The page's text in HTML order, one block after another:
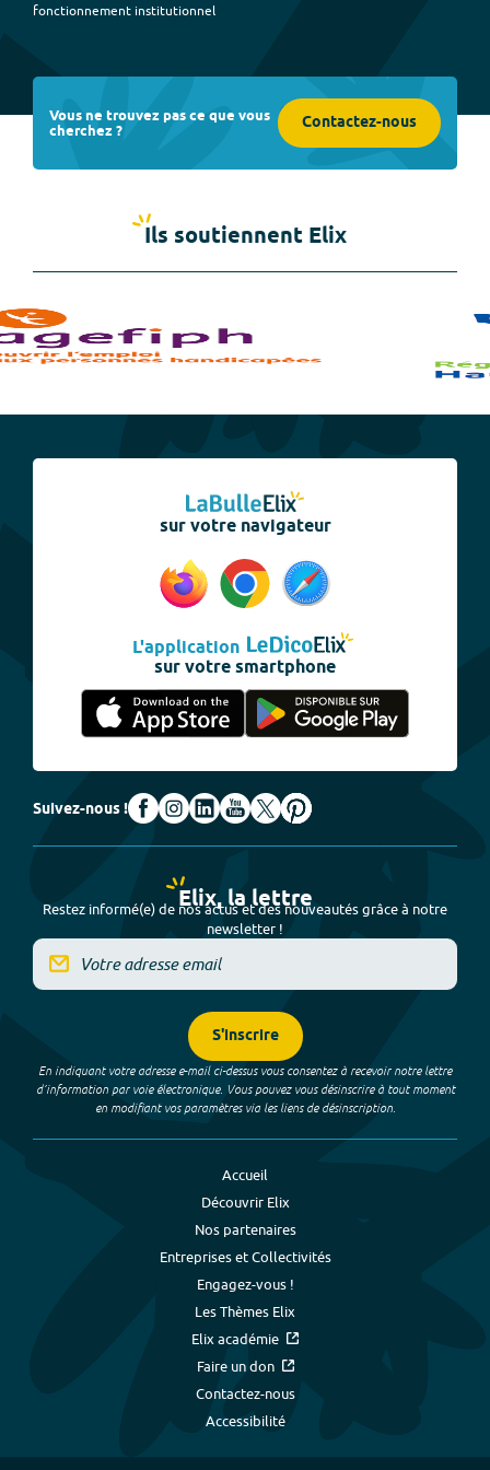
fonctionnement institutionnel
Vous ne trouvez pas ce que vous
cherchez ? Contactez-nous
Ils soutiennent Elix
sur votre navigateur
L'application
sur votre smartphone
Suivez-nous !
Elix, la lettre
Restez informé(e) de nos actus et des nouveautés grâce à notre
newsletter !
S'inscrire
En indiquant votre adresse e-mail ci-dessus vous consentez à recevoir notre lettre
d’information par voie électronique. Vous pouvez vous désinscrire à tout moment
en modifiant vos paramètres via les liens de désinscription.
Accueil
Découvrir Elix
Nos partenaires
Entreprises et Collectivités
Engagez-vous !
Les Thèmes Elix
Elix académie
Faire un don
Contactez-nous
Accessibilité